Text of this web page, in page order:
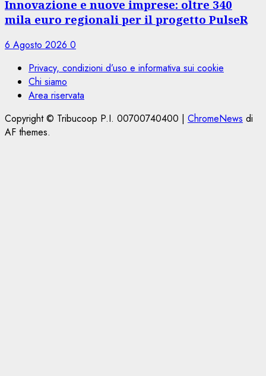
Innovazione e nuove imprese: oltre 340
mila euro regionali per il progetto PulseR
6 Agosto 2026 0
Privacy, condizioni d’uso e informativa sui cookie
Chi siamo
Area riservata
Copyright © Tribucoop P.I. 00700740400 | ChromeNews di
AF themes.